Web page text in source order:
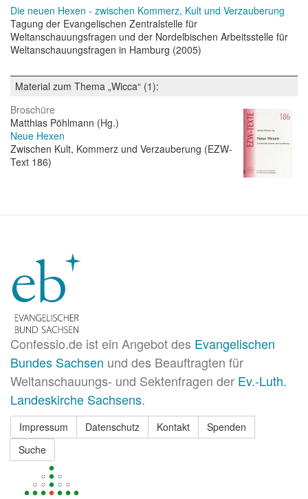
Die neuen Hexen - zwischen Kommerz, Kult und Verzauberung
Tagung der Evangelischen Zentralstelle für
Weltanschauungsfragen und der Nordelbischen Arbeitsstelle für
Weltanschauungsfragen in Hamburg (2005)
Material zum Thema „Wicca“ (1):
Broschüre
Matthias Pöhlmann (Hg.)
Neue Hexen
Zwischen Kult, Kommerz und Verzauberung (EZW-
Text 186)
Confessio.de ist ein Angebot des Evangelischen
Bundes Sachsen und des Beauftragten für
Weltanschauungs- und Sektenfragen der Ev.-Luth.
Landeskirche Sachsens.
Impressum Datenschutz Kontakt
Spenden
Suche